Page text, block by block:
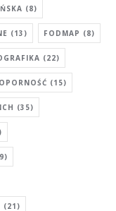
(8)
(13) FODMAP (8)
(22)
(15)
(35)
(21)